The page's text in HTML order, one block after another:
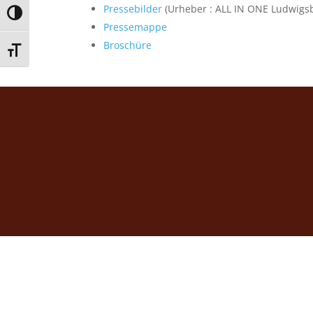
Umschalten auf hohe Kontraste
Schrift vergrößern
Pressebilder (Urheber : ALL IN ONE
Pressemappe
Broschüre